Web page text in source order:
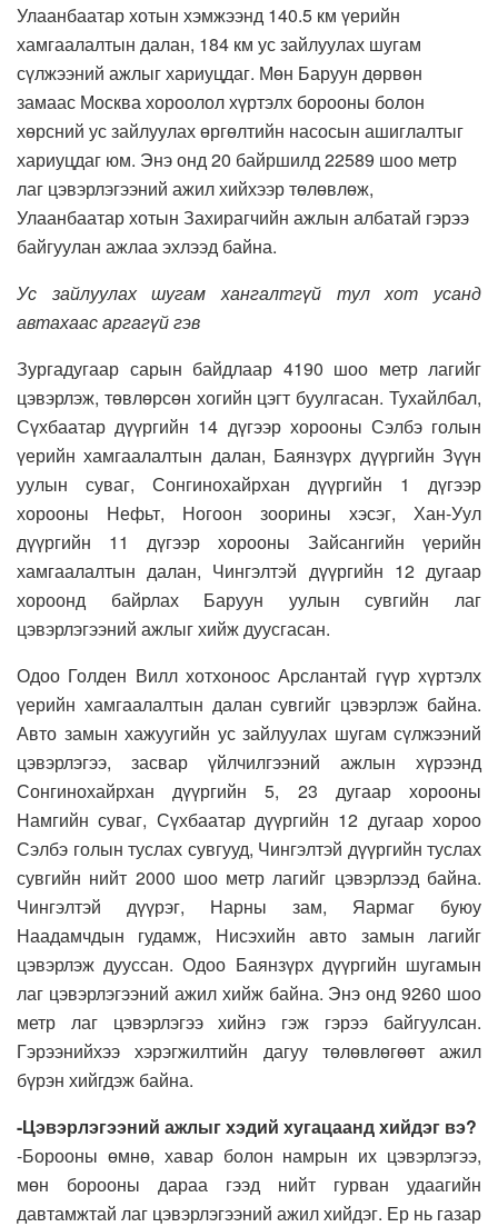
Улаанбаатар хотын хэмжээнд 140.5 км үерийн
хамгаалалтын далан, 184 км ус зайлуулах шугам
сүлжээний ажлыг хариуцдаг. Мөн Баруун дөрвөн
замаас Москва хороолол хүртэлх борооны болон
хөрсний ус зайлуулах өргөлтийн насосын ашиглалтыг
хариуцдаг юм. Энэ онд 20 байршилд 22589 шоо метр
лаг цэвэрлэгээний ажил хийхээр төлөвлөж,
Улаанбаатар хотын Захирагчийн ажлын албатай гэрээ
байгуулан ажлаа эхлээд байна.
Ус зайлуулах шугам хангалтгүй тул хот усанд
автахаас аргагүй гэв
Зургадугаар сарын байдлаар 4190 шоо метр лагийг
цэвэрлэж, төвлөрсөн хогийн цэгт буулгасан. Тухайлбал,
Сүхбаатар дүүргийн 14 дүгээр хорооны Сэлбэ голын
үерийн хамгаалалтын далан, Баянзүрх дүүргийн Зүүн
уулын суваг, Сонгинохайрхан дүүргийн 1 дүгээр
хорооны Нефьт, Ногоон зоорины хэсэг, Хан-Уул
дүүргийн 11 дүгээр хорооны Зайсангийн үерийн
хамгаалалтын далан, Чингэлтэй дүүргийн 12 дугаар
хороонд байрлах Баруун уулын сувгийн лаг
цэвэрлэгээний ажлыг хийж дуусгасан.
Одоо Голден Вилл хотхоноос Арслантай гүүр хүртэлх
үерийн хамгаалалтын далан сувгийг цэвэрлэж байна.
Авто замын хажуугийн ус зайлуулах шугам сүлжээний
цэвэрлэгээ, засвар үйлчилгээний ажлын хүрээнд
Сонгинохайрхан дүүргийн 5, 23 дугаар хорооны
Намгийн суваг, Сүхбаатар дүүргийн 12 дугаар хороо
Сэлбэ голын туслах сувгууд, Чингэлтэй дүүргийн туслах
сувгийн нийт 2000 шоо метр лагийг цэвэрлээд байна.
Чингэлтэй дүүрэг, Нарны зам, Яармаг буюу
Наадамчдын гудамж, Нисэхийн авто замын лагийг
цэвэрлэж дууссан. Одоо Баянзүрх дүүргийн шугамын
лаг цэвэрлэгээний ажил хийж байна. Энэ онд 9260 шоо
метр лаг цэвэрлэгээ хийнэ гэж гэрээ байгуулсан.
Гэрээнийхээ хэрэгжилтийн дагуу төлөвлөгөөт ажил
бүрэн хийгдэж байна.
-Цэвэрлэгээний ажлыг хэдий хугацаанд хийдэг вэ?
-Борооны өмнө, хавар болон намрын их цэвэрлэгээ,
мөн борооны дараа гээд нийт гурван удаагийн
давтамжтай лаг цэвэрлэгээний ажил хийдэг. Ер нь газар